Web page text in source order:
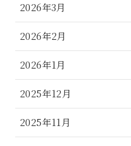
2026年3月
2026年2月
2026年1月
2025年12月
2025年11月